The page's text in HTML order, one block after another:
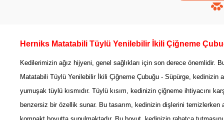
Herniks Matatabili Tüylü Yenilebilir İkili Çiğneme
Kedilerimizin ağız hijyeni, genel sağlıkları için son derece önemlidir.
Matatabili Tüylü Yenilebilir İkili Çiğneme Çubuğu - Süpürge, kedinizin
yumuşak tüylü kısmıdır. Tüylü kısım, kedinizin çiğneme ihtiyacını
benzersiz bir özellik sunar. Bu tasarım, kedinizin dişlerini